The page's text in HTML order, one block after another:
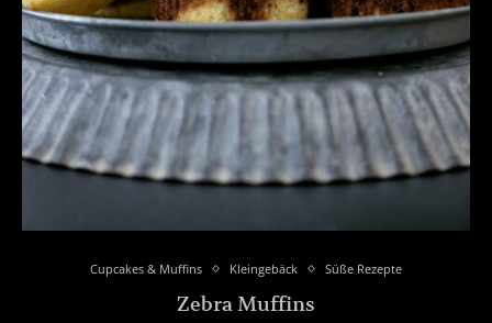
Cupcakes & Muffins Kleingebäck Süße Rezepte
Zebra Muffins